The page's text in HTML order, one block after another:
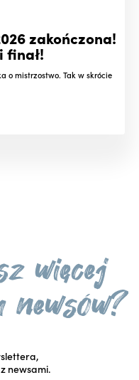
zakończona!
finał!
o mistrzostwo. Tak w skrócie
newsami.